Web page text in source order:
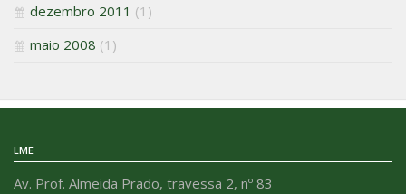
dezembro 2011 (1)
maio 2008 (1)
LME
Av. Prof. Almeida Prado, travessa 2, nº 83